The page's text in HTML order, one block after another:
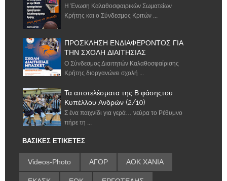
Η Ένωση Καλαθοσφαιρικών Σωματείων
Κρήτης και ο Σύνδεσμος Κριτών ...
ΠΡΟΣΚΛΗΣΗ ΕΝΔΙΑΦΕΡΟΝΤΟΣ ΓΙΑ
ΤΗΝ ΣΧΟΛΗ ΔΙΑΙΤΗΣΙΑΣ
Ο Σύνδεσμος Διαιτητών Καλαθοσφαίρισης
Κρήτης διοργανώνει σχολή ...
Τα αποτελέσματα της Β φάσηςτου
Κυπέλλου Ανδρών (2/10)
Σ ένα παιχνίδι για γερά… νεύρα το Ρέθυμνο
πήρε τη ...
ΒΑΣΙΚΕΣ ΕΤΙΚΕΤΕΣ
Videos-Photo ΑΓΟΡ ΑΟΚ ΧΑΝΙΑ